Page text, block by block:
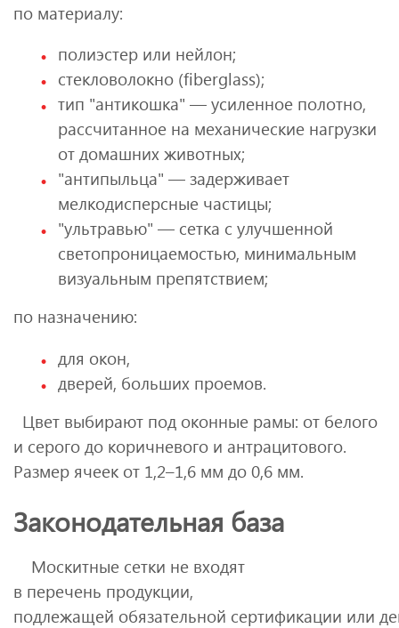
по материалу:
полиэстер или нейлон;
стекловолокно (fiberglass);
тип "антикошка" — усиленное полотно,
рассчитанное на механические нагрузки
от домашних животных;
"антипыльца" — задерживает
мелкодисперсные частицы;
"ультравью" — сетка с улучшенной
светопроницаемостью, минимальным
визуальным препятствием;
по назначению:
для окон,
дверей, больших проемов.
Цвет выбирают под оконные рамы: от белого
и серого до коричневого и антрацитового.
Размер ячеек от 1,2–1,6 мм до 0,6 мм.
Законодательная база
Москитные сетки не входят
в перечень продукции,
подлежащей обязательной сертификации или